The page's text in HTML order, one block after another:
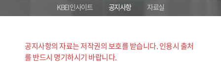
KBEI 인사이트
공지사항 자료실
공지사항의 자료는 저작권의 보호를 받습니다. 인용시 출처
를 반드시 명기하시기 바랍니다.